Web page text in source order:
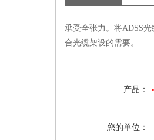
承受全张力。将ADSS
合光缆架设的需要。
产品：
您的单位：